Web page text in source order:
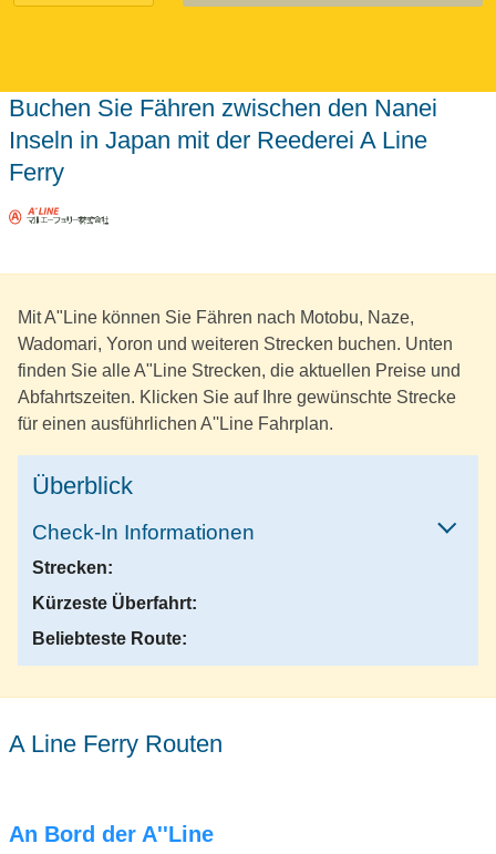
Buchen Sie Fähren zwischen den Nanei
Inseln in Japan mit der Reederei A Line
Ferry
Mit A"Line können Sie Fähren nach Motobu, Naze,
Wadomari, Yoron und weiteren Strecken buchen. Unten
finden Sie alle A"Line Strecken, die aktuellen Preise und
Abfahrtszeiten. Klicken Sie auf Ihre gewünschte Strecke
für einen ausführlichen A''Line Fahrplan.
Überblick
Check-In Informationen
Strecken:
Kürzeste Überfahrt:
Beliebteste Route:
A Line Ferry Routen
An Bord der A''Line